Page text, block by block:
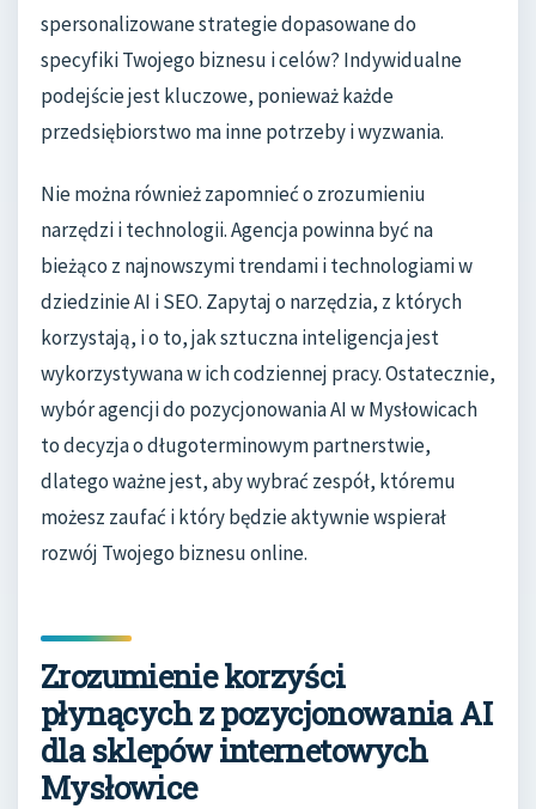
spersonalizowane strategie dopasowane do
specyfiki Twojego biznesu i celów? Indywidualne
podejście jest kluczowe, ponieważ każde
przedsiębiorstwo ma inne potrzeby i wyzwania.
Nie można również zapomnieć o zrozumieniu
narzędzi i technologii. Agencja powinna być na
bieżąco z najnowszymi trendami i technologiami w
dziedzinie AI i SEO. Zapytaj o narzędzia, z których
korzystają, i o to, jak sztuczna inteligencja jest
wykorzystywana w ich codziennej pracy. Ostatecznie,
wybór agencji do pozycjonowania AI w Mysłowicach
to decyzja o długoterminowym partnerstwie,
dlatego ważne jest, aby wybrać zespół, któremu
możesz zaufać i który będzie aktywnie wspierał
rozwój Twojego biznesu online.
Zrozumienie korzyści
płynących z pozycjonowania AI
dla sklepów internetowych
Mysłowice